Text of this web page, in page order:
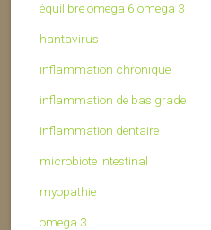
équilibre omega 6 omega 3
hantavirus
inflammation chronique
inflammation de bas grade
inflammation dentaire
microbiote intestinal
myopathie
omega 3